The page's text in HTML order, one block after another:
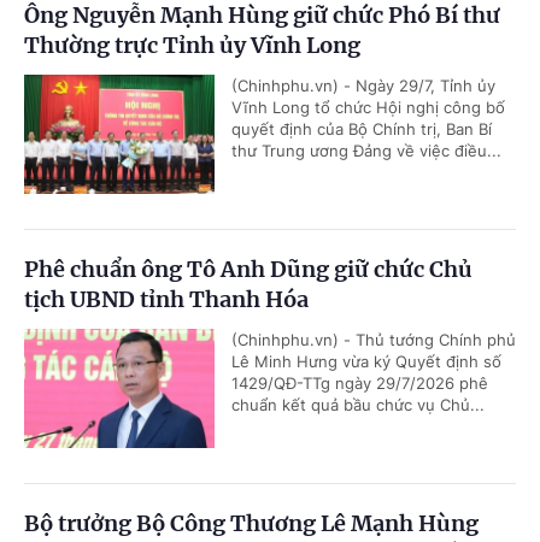
Ông Nguyễn Mạnh Hùng giữ chức Phó Bí thư
Thường trực Tỉnh ủy Vĩnh Long
(Chinhphu.vn) - Ngày 29/7, Tỉnh ủy
Vĩnh Long tổ chức Hội nghị công bố
quyết định của Bộ Chính trị, Ban Bí
thư Trung ương Đảng về việc điều...
Phê chuẩn ông Tô Anh Dũng giữ chức Chủ
tịch UBND tỉnh Thanh Hóa
(Chinhphu.vn) - Thủ tướng Chính phủ
Lê Minh Hưng vừa ký Quyết định số
1429/QĐ-TTg ngày 29/7/2026 phê
chuẩn kết quả bầu chức vụ Chủ...
Bộ trưởng Bộ Công Thương Lê Mạnh Hùng